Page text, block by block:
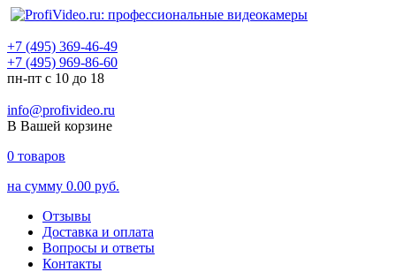
+7 (495) 369-46-49
+7 (495) 969-86-60
пн-пт с 10 до 18
info@profivideo.ru
В Вашей корзине
0 товаров
на сумму 0.00 руб.
Отзывы
Доставка и оплата
Вопросы и ответы
Контакты